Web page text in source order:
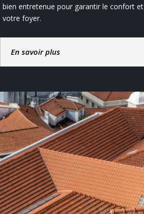
bien entretenue pour garantir le confort
votre foyer.
En savoir plus